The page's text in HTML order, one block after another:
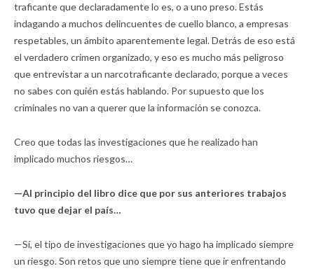
traficante que declaradamente lo es, o a uno preso. Estás
indagando a muchos delincuentes de cuello blanco, a empresas
respetables, un ámbito aparentemente legal. Detrás de eso está
el verdadero crimen organizado, y eso es mucho más peligroso
que entrevistar a un narcotraficante declarado, porque a veces
no sabes con quién estás hablando. Por supuesto que los
criminales no van a querer que la información se conozca.
Creo que todas las investigaciones que he realizado han
implicado muchos riesgos…
—Al principio del libro dice que por sus anteriores trabajos
tuvo que dejar el país…
—Sí, el tipo de investigaciones que yo hago ha implicado siempre
un riesgo. Son retos que uno siempre tiene que ir enfrentando